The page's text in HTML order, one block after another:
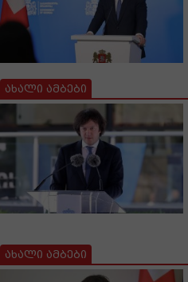
ახალი ამბები
ახალი ამბები